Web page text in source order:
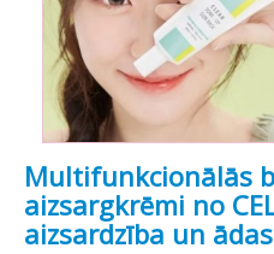
Multifunkcionālās
aizsargkrēmi no
aizsardzība un